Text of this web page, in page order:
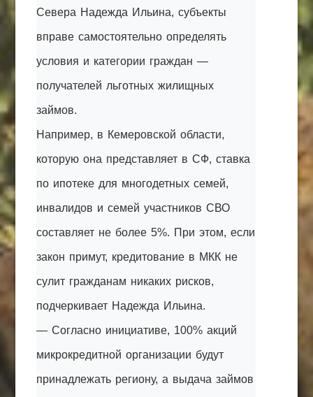
Севера Надежда Ильина, субъекты
вправе самостоятельно определять
условия и категории граждан —
получателей льготных жилищных
займов.
Например, в Кемеровской области,
которую она представляет в СФ, ставка
по ипотеке для многодетных семей,
инвалидов и семей участников СВО
составляет не более 5%. При этом, если
закон примут, кредитование в МКК не
сулит гражданам никаких рисков,
подчеркивает Надежда Ильина.
— Согласно инициативе, 100% акций
микрокредитной организации будут
принадлежать региону, а выдача займов